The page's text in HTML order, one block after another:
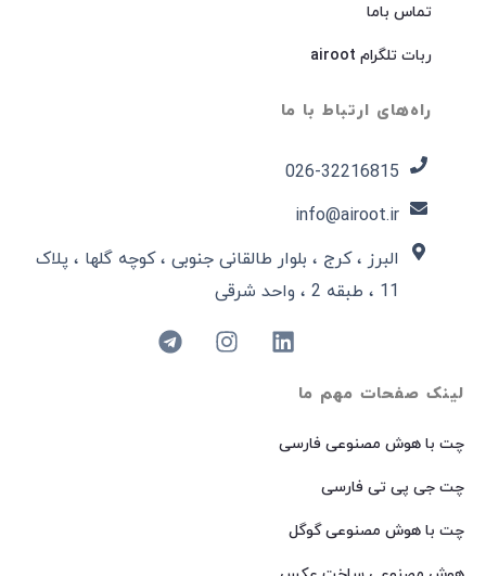
لینک صفحات مهم ما
چت با هوش مصنوعی فارسی
چت جی پی تی فارسی
چت با هوش مصنوعی گوگل
تماس باما
ربات تلگرام airoot
راه‌های ارتباط با ما
026-32216815​
info@airoot.ir
البرز ، کرج ، بلوار طالقانی جنوبی ، کوچه گلها ، پلاک
11 ، طبقه 2 ، واحد شرقی